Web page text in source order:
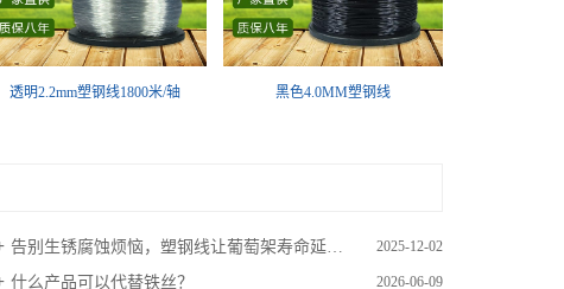
透明2.2mm塑钢线1800米/轴 黑色4.0MM塑钢线
告别生锈腐蚀烦恼，塑钢线让葡萄架寿命延长10年 2025-12-02
什么产品可以代替铁丝？ 2026-06-09